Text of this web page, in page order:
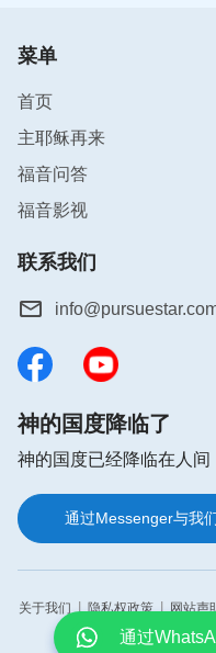
装
每日灵修APP Android
菜单
首页
主耶稣再来
福音问答
福音影视
联系我们
神的国度降临了
神的国度已经降临在人间
通过Messenger与我
关于我们 隐私权政策 网站声
All